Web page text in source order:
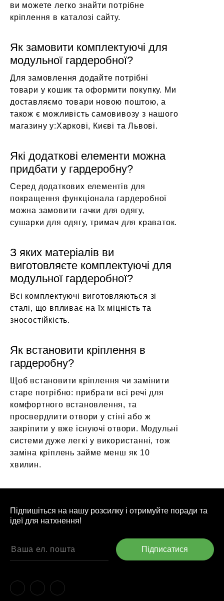
ви можете легко знайти потрібне
кріплення в каталозі сайту.
Як замовити комплектуючі для
модульної гардеробної?
Для замовлення додайте потрібні
товари у кошик та оформити покупку. Ми
доставляємо товари новою поштою, а
також є можливість самовивозу з нашого
магазину у:Харкові, Києві та Львові.
Які додаткові елементи можна
придбати у гардеробну?
Серед додаткових елементів для
покращення функціонала гардеробної
можна замовити гачки для одягу,
сушарки для одягу, тримач для краваток.
З яких матеріалів ви
виготовляєте комплектуючі для
модульної гардеробної?
Всі комплектуючі виготовляються зі
сталі, що впливає на їх міцність та
зносостійкість.
Як встановити кріплення в
гардеробну?
Щоб встановити кріплення чи замінити
старе потрібно: прибрати всі речі для
комфортного встановлення, та
просвердлити отвори у стіні або ж
закріпити у вже існуючі отвори. Модульні
системи дуже легкі у використанні, тож
заміна кріплень займе менш як 10
хвилин.
Підпишіться на нашу розсилку і отримуйте поради та
ідеї для натхнення!